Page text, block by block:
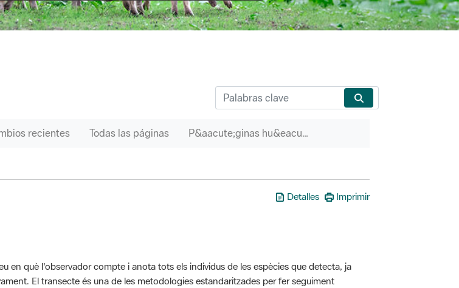
recientes Todas las páginas P&aacute;ginas hu&eacute;rfanas
Detalles Imprimir
en què l'observador compte i anota tots els individus de les espècies que detecta, ja
El transecte és una de les metodologies estandaritzades per fer seguiment